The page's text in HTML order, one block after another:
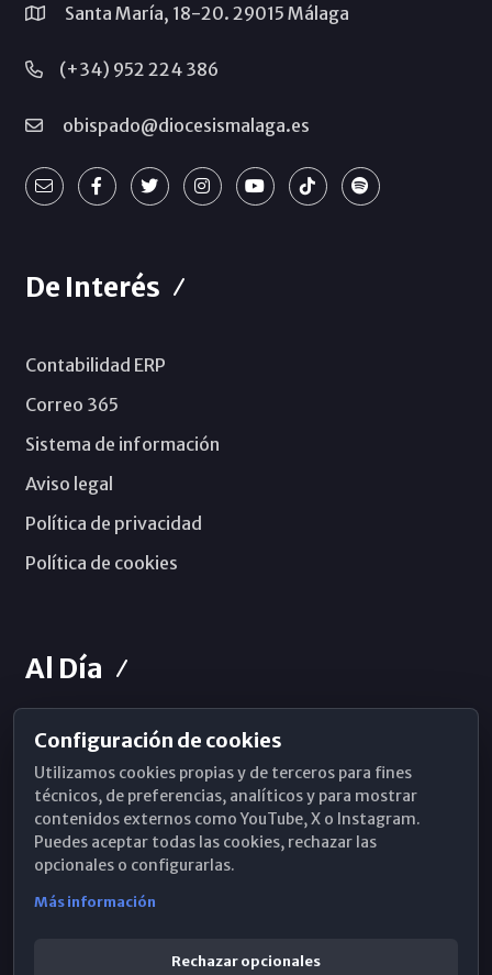
Santa María, 18-20. 29015 Málaga
(+34) 952 224 386
obispado@diocesismalaga.es
De Interés
Contabilidad ERP
Correo 365
Sistema de información
Aviso legal
Política de privacidad
Política de cookies
Al Día
Horarios de Misa
Hemeroteca
WhatsApp
Configuración de cookies
Utilizamos cookies propias y de terceros para fines
técnicos, de preferencias, analíticos y para mostrar
contenidos externos como YouTube, X o Instagram.
Puedes aceptar todas las cookies, rechazar las
opcionales o configurarlas.
Más información
Rechazar opcionales